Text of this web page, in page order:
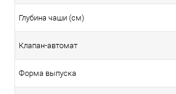
Глубина чаши (см)
Клапан-автомат
Форма выпуска